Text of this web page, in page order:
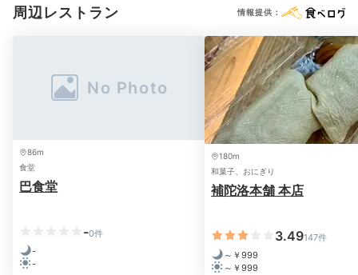
客室風呂一例①
咖喱なる投資家さんの投稿
客
全室に温泉がひかれているので、時間や人目を気にせず
のんびりと温泉三昧ができますよ♪「ラグジュアリープ
レミアムスイート」なら、露天風呂も♡「ふふ 日光」
の湯はやわらかいお湯なんだとか。疲れをやさしく癒し
お風呂にポータブルテレビを持ち込んだり
、雨
音をBGMにしながら温泉三昧。夕食の残りご飯をおに
ぎりにしていただいたので、夜食も大満足。
周辺レストラン 情報提供：
86m
食堂
巴食堂
-0件
-
-
180m
和菓子、おにぎり
補陀洛本舗 本店
3.49147件
～￥999
～￥999